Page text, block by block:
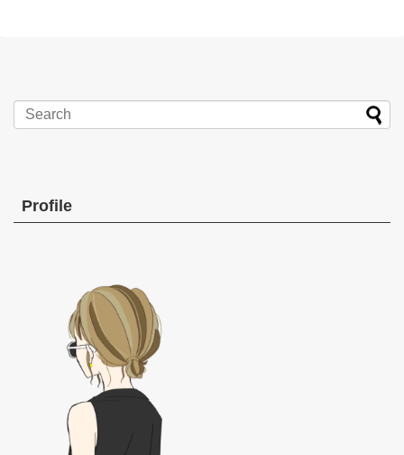
Profile